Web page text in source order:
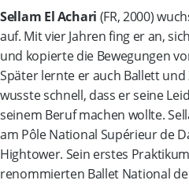
Sellam El Achari (FR, 2000)
auf. Mit vier Jahren fing er an,
und kopierte die Bewegungen
Später lernte er auch Ballett
wusste schnell, dass er seine
seinem Beruf machen wollte.
am Pôle National Supérieur de
Hightower. Sein erstes
renommierten Ballet National